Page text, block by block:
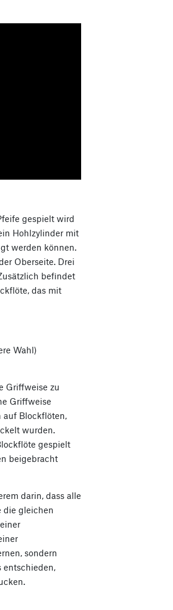
gespielt wird
Hohlzylinder mit
werden können.
Oberseite. Drei
befindet
das mit
Wahl)
Griffweise zu
Griffweise
auf Blockflöten,
wurden.
gespielt
beigebracht
darin, dass alle
die gleichen
sondern
entschieden,